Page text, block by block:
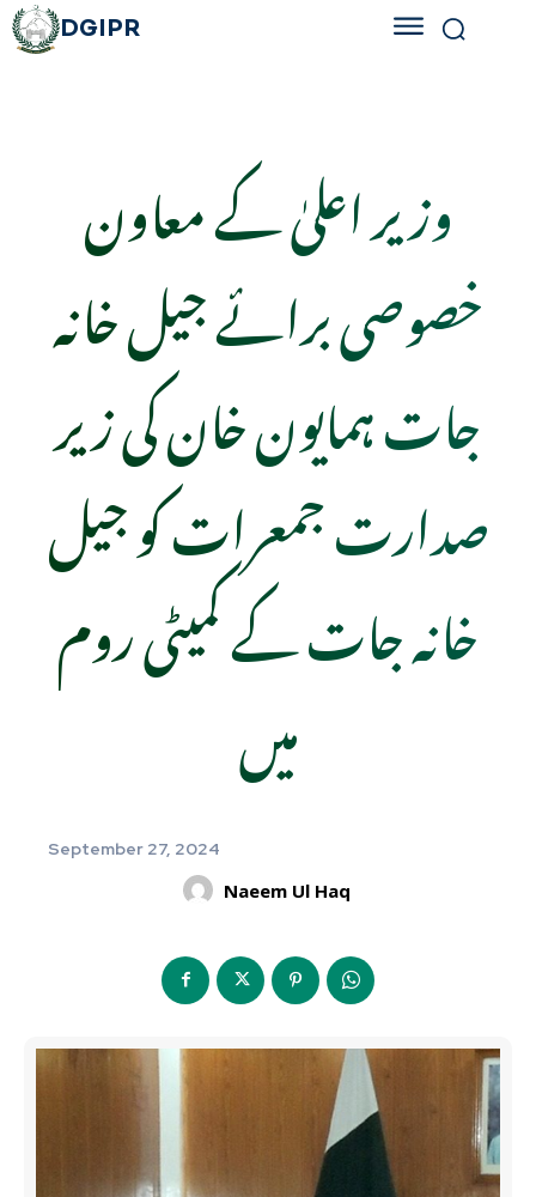
DGIPR
وزیر اعلیٰ کے معاون
خصوصی برائے جیل خانہ
جات ہمایون خان کی زیر
صدارت جمعرات کو جیل
خانہ جات کے کمیٹی روم
میں
September 27, 2024
Naeem Ul Haq